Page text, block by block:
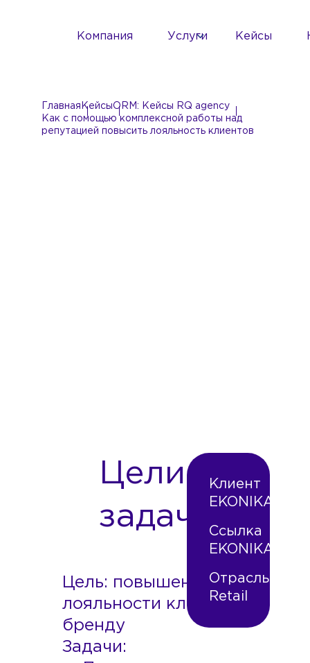
Компания Услуги Кейсы
Главная КейсыORM: Кейсы RQ agency
Как с помощью комплексной работы над
репутацией повысить лояльность клиентов
Цели и
задачи
Цель: повышение
лояльности клиентов к
бренду
Задачи:
Клиент
EKONIKA
Ссылка
EKONIKA
Отрасль
Retail